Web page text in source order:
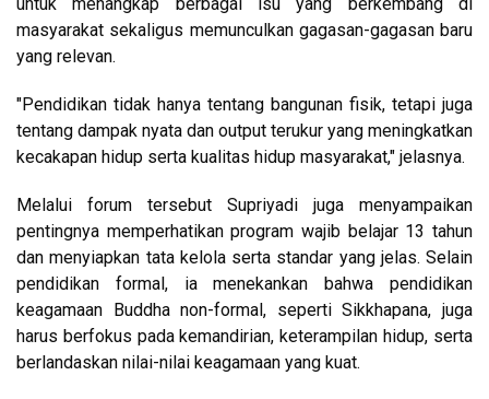
untuk menangkap berbagai isu yang berkembang di
masyarakat sekaligus memunculkan gagasan-gagasan baru
yang relevan.
"Pendidikan tidak hanya tentang bangunan fisik, tetapi juga
tentang dampak nyata dan output terukur yang meningkatkan
kecakapan hidup serta kualitas hidup masyarakat," jelasnya.
Melalui forum tersebut Supriyadi juga menyampaikan
pentingnya memperhatikan program wajib belajar 13 tahun
dan menyiapkan tata kelola serta standar yang jelas. Selain
pendidikan formal, ia menekankan bahwa pendidikan
keagamaan Buddha non-formal, seperti Sikkhapana, juga
harus berfokus pada kemandirian, keterampilan hidup, serta
berlandaskan nilai-nilai keagamaan yang kuat.